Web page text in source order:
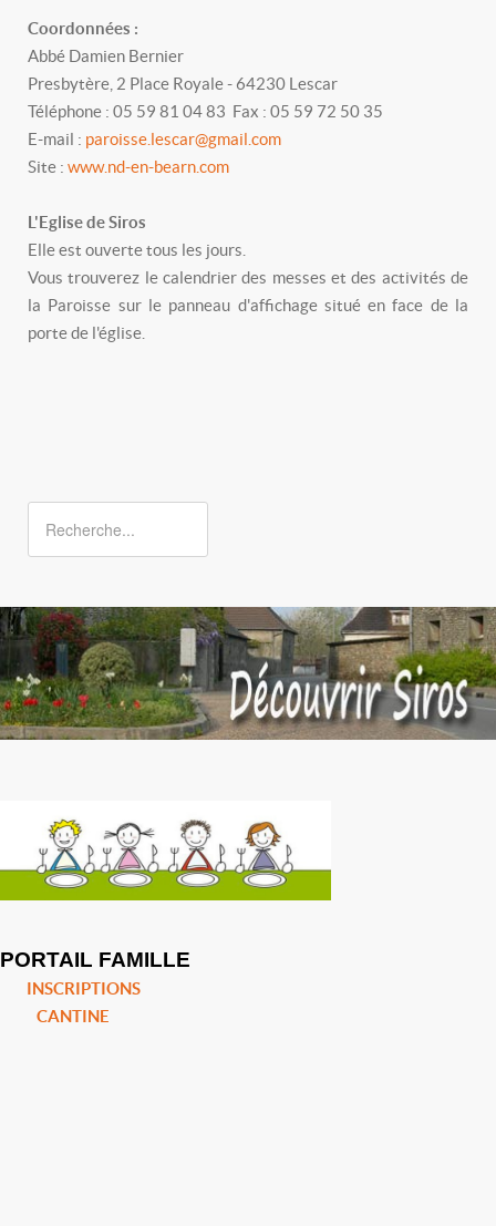
Coordonnées :
Abbé Damien Bernier
Presbytère, 2 Place Royale - 64230 Lescar
Téléphone : 05 59 81 04 83 Fax : 05 59 72 50 35
E-mail : paroisse.lescar@gmail.com
Site : www.nd-en-bearn.com
L'Eglise de Siros
Elle est ouverte tous les jours.
Vous trouverez le calendrier des messes et des activités de
la Paroisse sur le panneau d'affichage situé en face de la
porte de l'église.
PORTAIL FAMILLE
INSCRIPTIONS
CANTINE